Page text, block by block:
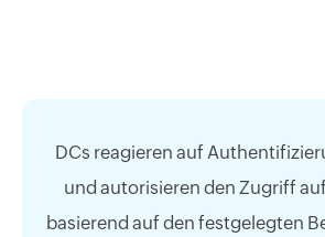
DCs reagieren auf
und autorisieren den Zugriff
basierend auf den festgelegten